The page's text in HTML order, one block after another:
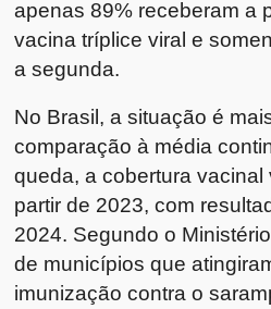
apenas 89% receberam a
vacina tríplice viral e
a segunda.
No Brasil, a situação é
comparação à média
queda, a cobertura vacinal
partir de 2023, com
2024. Segundo o
de municípios que
imunização contra o